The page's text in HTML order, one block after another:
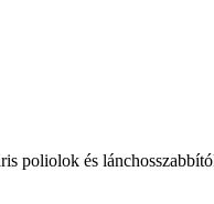
poliolok és